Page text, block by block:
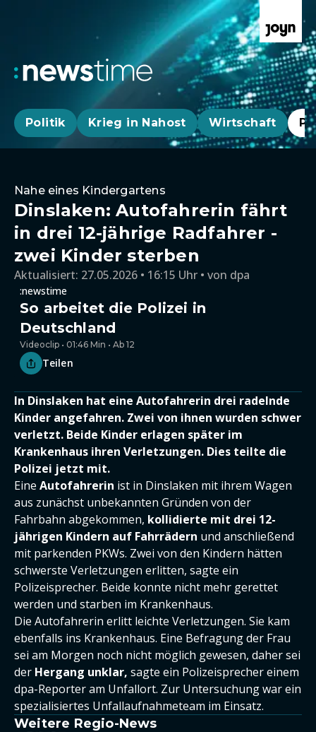
Politik Krieg in Nahost Wirtschaft
Nahe eines Kindergartens
Dinslaken: Autofahrerin fährt
in drei 12-jährige Radfahrer -
zwei Kinder sterben
Aktualisiert: 27.05.2026 • 16:15 Uhr von dpa
:newstime
So arbeitet die Polizei in
Deutschland
Videoclip • 01:46 Min • Ab 12
Teilen
In Dinslaken hat eine Autofahrerin drei radelnde
Kinder angefahren. Zwei von ihnen wurden schwer
verletzt. Beide Kinder erlagen später im
Krankenhaus ihren Verletzungen. Dies teilte die
Polizei jetzt mit.
Eine Autofahrerin ist in Dinslaken mit ihrem Wagen
aus zunächst unbekannten Gründen von der
Fahrbahn abgekommen, kollidierte mit drei 12-
jährigen Kindern auf Fahrrädern und anschließend
mit parkenden PKWs. Zwei von den Kindern hätten
schwerste Verletzungen erlitten, sagte ein
Polizeisprecher. Beide konnte nicht mehr gerettet
werden und starben im Krankenhaus.
Die Autofahrerin erlitt leichte Verletzungen. Sie kam
ebenfalls ins Krankenhaus. Eine Befragung der Frau
sei am Morgen noch nicht möglich gewesen, daher sei
der Hergang unklar, sagte ein Polizeisprecher einem
dpa-Reporter am Unfallort. Zur Untersuchung war ein
spezialisiertes Unfallaufnahmeteam im Einsatz.
Weitere Regio-News